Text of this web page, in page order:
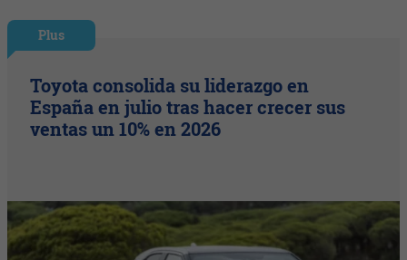
Plus
Toyota consolida su liderazgo en
España en julio tras hacer crecer sus
ventas un 10% en 2026